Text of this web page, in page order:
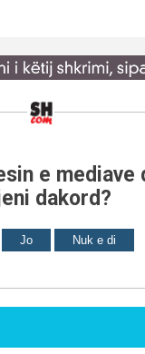
e
dakord?
Jo Nuk e di